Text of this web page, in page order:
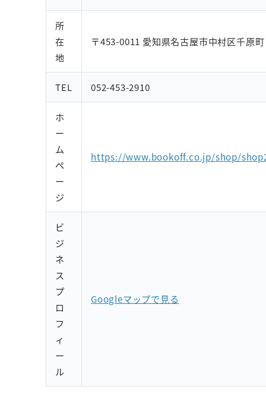
所
在
地
〒453-0011 愛知県名古屋市中村区千原
TEL 052-453-2910
ホ
ー
ム
ペ
ー
ジ
https://www.bookoff.co.jp/shop/
ビ
ジ
ネ
ス
プ
ロ
フ
ィ
ー
ル
Googleマップで見る